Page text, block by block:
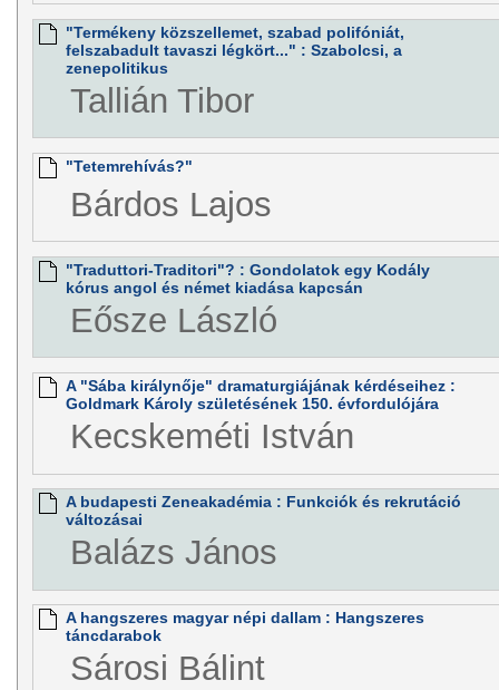
"Termékeny közszellemet, szabad polifóniát,
felszabadult tavaszi légkört..." : Szabolcsi, a
zenepolitikus
Tallián Tibor
"Tetemrehívás?"
Bárdos Lajos
"Traduttori-Traditori"? : Gondolatok egy Kodály
kórus angol és német kiadása kapcsán
Eősze László
A "Sába királynője" dramaturgiájának kérdéseihez :
Goldmark Károly születésének 150. évfordulójára
Kecskeméti István
A budapesti Zeneakadémia : Funkciók és rekrutáció
változásai
Balázs János
A hangszeres magyar népi dallam : Hangszeres
táncdarabok
Sárosi Bálint